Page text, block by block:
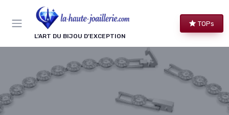
L’ART DU BIJOU D’EXCEPTION
TOPs
Panneau de gestion des cookies